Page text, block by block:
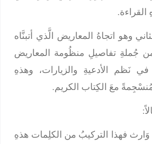
وهو اتجاهُ المعاريض الَّذي أتبنَّاه
جُملةِ تفاصيلِ منظُومة المعاريض
نَظم الأدعيةِ والزيارات، وهذهِ
معَ الكِتاب الكريم.
وَارث فهذا التركيبُ من الكلِمات هذهِ